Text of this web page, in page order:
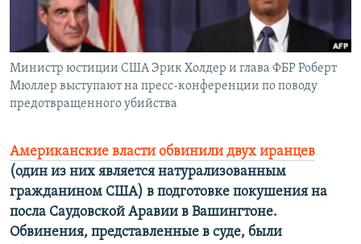
Հայերեն
English
Русский
Министр юстиции США Эрик Холдер и глава ФБР Роберт
Мюллер выступают на пресс-конференции по поводу
предотвращенного убийства
Американские власти обвинили двух иранцев
(один из них является натурализованным
гражданином США) в подготовке покушения на
посла Саудовской Аравии в Вашингтоне.
Обвинения, представленные в суде, были